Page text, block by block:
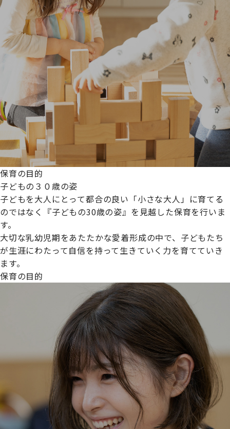
プライムスターほいくえんグループは女性が安心して働き
続けられる環境づくりに取り組んでおり、厚生労働省の
【えるぼし認定(☆☆)】
保育の目的
子どもの３０歳の姿
子どもを大人にとって都合の良い「小さな大人」に育てる
のではなく『子どもの30歳の姿』を見越した保育を行いま
す。
大切な乳幼児期をあたたかな愛着形成の中で、子どもたち
が生涯にわたって自信を持って生きていく力を育てていき
ます。
保育の目的